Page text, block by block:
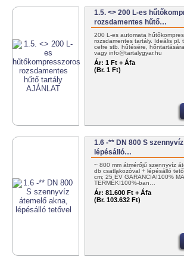
1.5. <> 200 L-es
rozsdamentes hűtő…
200 L-es automata
rozsdamentes tartály. Ideális pl.
cefre stb. hűtésére,
vagy info@tartalygyar.hu
Ár: 1 Ft + Áfa
(Br. 1 Ft)
1.6 -** DN 800 S
lépésálló…
~ 800 mm átmérőjű szennyvíz
db csatlakozóval + lépésálló
cm; 25 ÉV GARANCIA!100%
TERMÉK!100%-ban…
Ár: 81.600 Ft + Áfa
(Br. 103.632 Ft)